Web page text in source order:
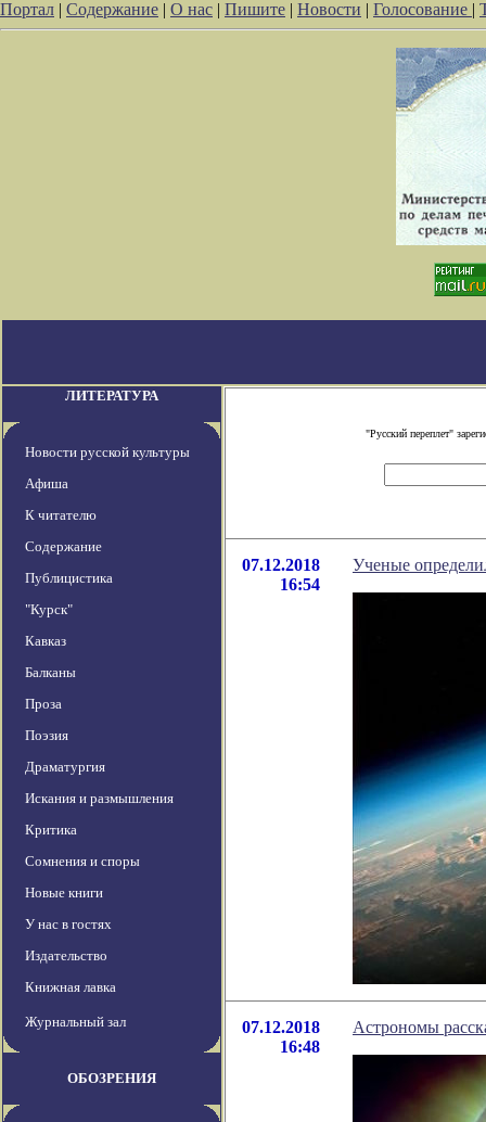
Портал | Содержание | О нас | Пишите | Новости | Голосование |
ЛИТЕРАТУРА
Новости русской культуры
Афиша
К читателю
Содержание
Публицистика
"Курск"
Кавказ
Балканы
Проза
Поэзия
Драматургия
Искания и размышления
Критика
Сомнения и споры
Новые книги
У нас в гостях
Издательство
Книжная лавка
Журнальный зал
ОБОЗРЕНИЯ
"Русский переплет"
07.12.2018
16:54
Ученые
07.12.2018
16:48
Астрономы